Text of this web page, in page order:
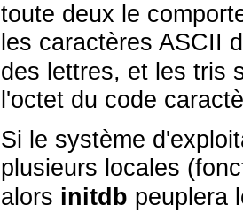
toute deux le
les caractères ASCII
des lettres, et les tris
l'octet du code
Si le système
plusieurs locales
alors initdb peuplera